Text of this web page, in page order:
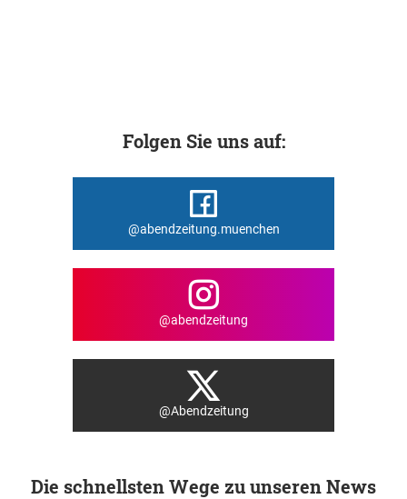
Folgen Sie uns auf:
@abendzeitung.muenchen
@abendzeitung
@Abendzeitung
Die schnellsten Wege zu unseren News